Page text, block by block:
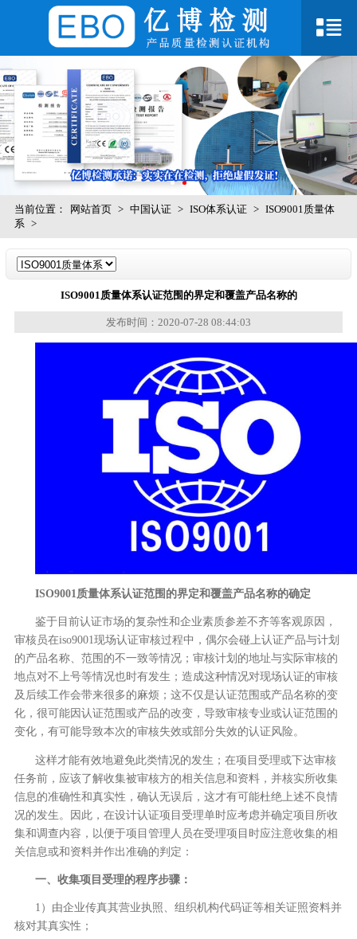
当前位置： 网站首页 > 中国认证 > ISO体系认证 > ISO9001质量体
系 >
ISO9001质量体系认证范围的界定和覆盖产品名称的
发布时间：2020-07-28 08:44:03
ISO9001质量体系认证范围 的界定和覆盖产品名称的确定
鉴于目前认证市场的复杂性和企业素质参差不齐等客观原因，
审核员在iso9001现场认证审核过程中，偶尔会碰上认证产品与计划
的产品名称、范围的不一致等情况；审核计划的地址与实际审核的
地点对不上号等情况也时有发生；造成这种情况对现场认证的审核
及后续工作会带来很多的麻烦；这不仅是认证范围或产品名称的变
化，很可能因认证范围或产品的改变，导致审核专业或认证范围的
变化，有可能导致本次的审核失效或部分失效的认证风险。
这样才能有效地避免此类情况的发生；在项目受理或下达审核
任务前，应该了解收集被审核方的相关信息和资料，并核实所收集
信息的准确性和真实性，确认无误后，这才有可能杜绝上述不良情
况的发生。因此，在设计认证项目受理单时应考虑并确定项目所收
集和调查内容，以便于项目管理人员在受理项目时应注意收集的相
关信息或和资料并作出准确的判定：
一、收集项目受理的程序步骤：
1）由企业传真其营业执照、组织机构代码证等相关证照资料并
核对其真实性；